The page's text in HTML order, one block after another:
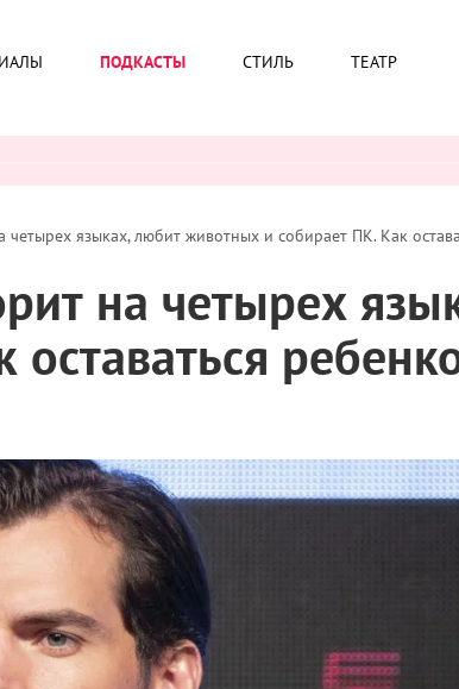
ПОДКАСТЫ СТИЛЬ ТЕАТР
четырех языках, любит животных и собирает ПК. Как
на четырех
оставаться